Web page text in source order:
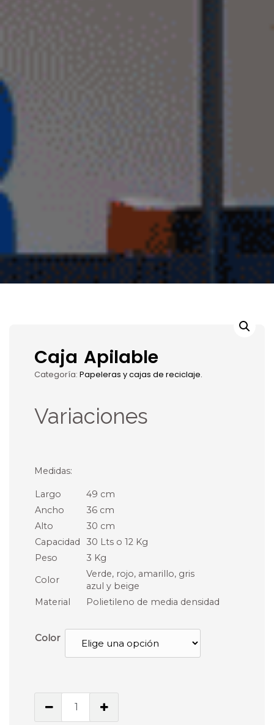
Caja Apilable
Categoría: Papeleras y cajas de reciclaje.
Variaciones
Medidas:
Largo
49 cm
Ancho
36 cm
Alto
30 cm
Capacidad
30 Lts o 12 Kg
Peso
3 Kg
Color
Verde, rojo, amarillo, gris
azul y beige
Material
Polietileno de media densidad
Color